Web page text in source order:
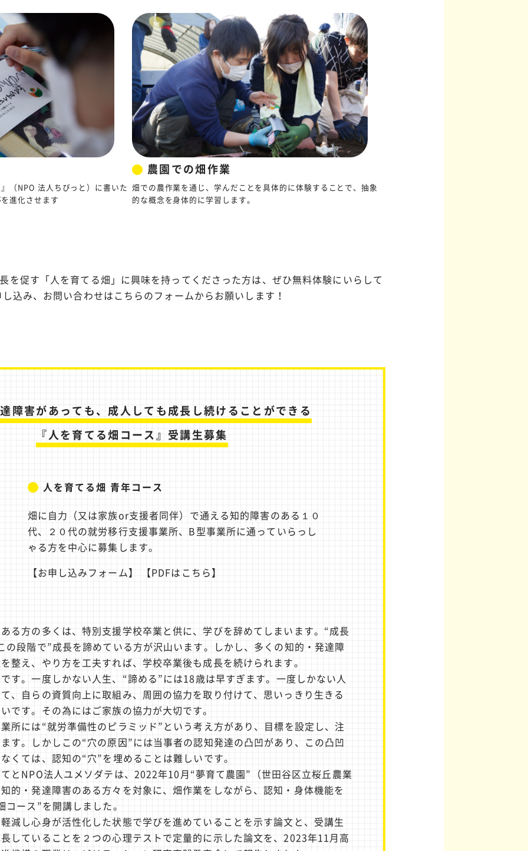
（NPO 法人ちびっと）に書いた
進化させます
農園での畑作業
畑での農作業を通じ、学んだことを具体的に体験することで、抽象
的な概念を身体的に学習します。
を促す「人を育てる畑」に興味を持ってくださった方は、ぜひ無料体験にいらして
込み、お問い合わせはこちらのフォームからお願いします！
障害があっても、成人しても成長し続けることができる
『人を育てる畑コース』受講生募集
人を育てる畑 青年コース
畑に自力（又は家族or支援者同伴）で通える知的障害のある１０
代、２０代の就労移行支援事業所、B型事業所に通っていらっし
ゃる方を中心に募集します。
【お申し込みフォーム】 【PDFはこちら】
る方の多くは、特別支援学校卒業と供に、学びを辞めてしまいます。“成長
の段階で”成長を諦めている方が沢山います。しかし、多くの知的・発達障
整え、やり方を工夫すれば、学校卒業後も成長を続けられます。
す。一度しかない人生、“諦める”には18歳は早すぎます。一度しかない人
、自らの資質向上に取組み、周囲の協力を取り付けて、思いっきり生きる
です。その為にはご家族の協力が大切です。
所には“就労準備性のピラミッド”という考え方があり、目標を設定し、注
す。しかしこの“穴の原因”には当事者の認知発達の凸凹があり、この凸凹
くては、認知の“穴”を埋めることは難しいです。
とNPO法人ユメソダテは、2022年10月“夢育て農園”（世田谷区立桜丘農業
的・発達障害のある方々を対象に、畑作業をしながら、認知・身体機能を
コース”を開講しました。
減し心身が活性化した状態で学びを進めていることを示す論文と、受講生
していることを２つの心理テストで定量的に示した論文を、2023年11月高